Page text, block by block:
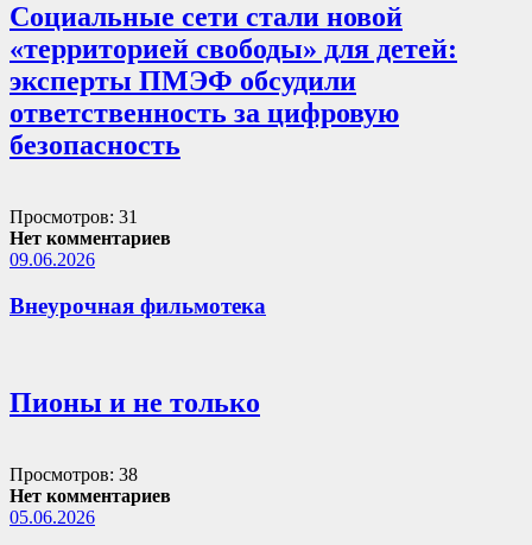
Социальные сети стали новой
«территорией свободы» для детей:
эксперты ПМЭФ обсудили
ответственность за цифровую
безопасность
Просмотров: 31
Нет комментариев
09.06.2026
Внеурочная фильмотека
Пионы и не только
Просмотров: 38
Нет комментариев
05.06.2026